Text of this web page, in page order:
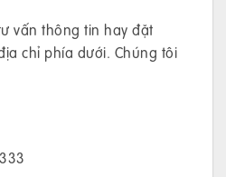
vấn thông tin hay đặt
chỉ phía dưới. Chúng tôi